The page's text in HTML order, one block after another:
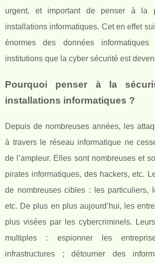
urgent, et important de penser à la
installations informatiques. Cet en effet
énormes des données informatiques
institutions que la cyber sécurité est
Pourquoi penser à la
installations informatiques ?
Depuis de nombreuses années, les
à travers le réseau informatique ne
de l’ampleur. Elles sont nombreuses et
pirates informatiques, des hackers, etc.
de nombreuses cibles : les particuliers,
etc. De plus en plus aujourd’hui, les
plus visées par les cybercriminels.
multiples : espionner les
infrastructures ; détourner des